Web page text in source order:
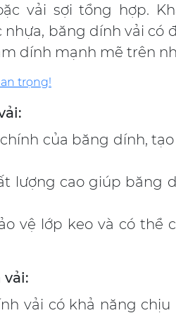
vải sợi tổng hợp.
băng dính vải có
dính mạnh mẽ trên
trọng!
của băng dính,
lượng cao giúp băng
vệ lớp keo và có thể
vải có khả năng